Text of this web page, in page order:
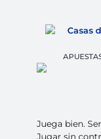
Juega bien.
Jugar sin